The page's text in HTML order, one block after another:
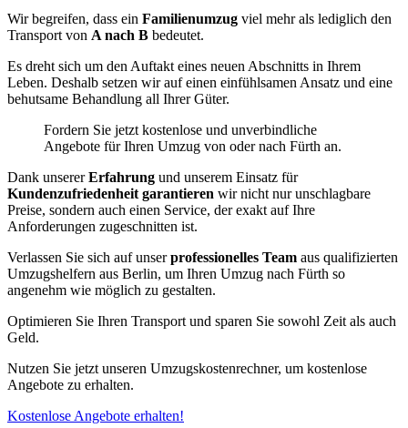
Wir begreifen, dass ein Familienumzug viel mehr als lediglich den
Transport von A nach B bedeutet.
Es dreht sich um den Auftakt eines neuen Abschnitts in Ihrem
Leben. Deshalb setzen wir auf einen einfühlsamen Ansatz und eine
behutsame Behandlung all Ihrer Güter.
Fordern Sie jetzt kostenlose und unverbindliche
Angebote für Ihren Umzug von oder nach Fürth an.
Dank unsererErfahrung und unserem Einsatz für
Kundenzufriedenheit garantieren wir nicht nur unschlagbare
Preise, sondern auch einen Service, der exakt auf Ihre
Anforderungen zugeschnitten ist.
Verlassen Sie sich auf unserprofessionelles Team aus qualifizierten
Umzugshelfern aus Berlin, um Ihren Umzug nach Fürth so
angenehm wie möglich zu gestalten.
Optimieren Sie Ihren Transport und sparen Sie sowohl Zeit als auch
Geld.
Nutzen Sie jetzt unseren Umzugskostenrechner, um kostenlose
Angebote zu erhalten.
Kostenlose Angebote erhalten!